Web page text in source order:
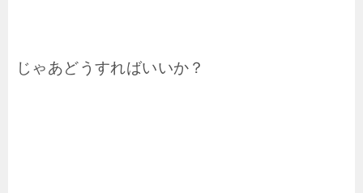
じゃあどうすればいいか？